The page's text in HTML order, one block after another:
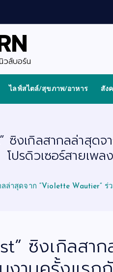
วส์บอร์น
ไลฟ์สไตล์/สุขภาพ/อาหาร สัง
ซิงเกิลสากลล่าสุด
โปรดิวเซอร์สายเ
กลล่าสุดจาก “Violette
ซิงเกิลสา